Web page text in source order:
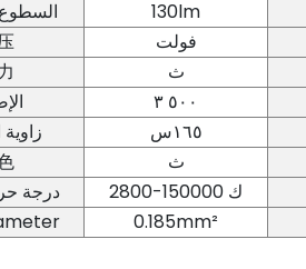
130lm
فولت
ث
٥٠٠ ٣
زاوية
١٦٥س
ث
درجة
2800-150000 ك
0.185mm²